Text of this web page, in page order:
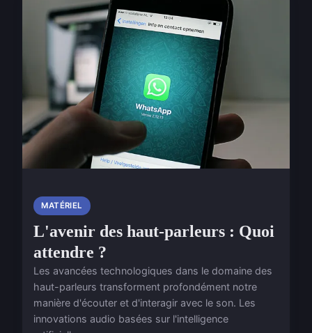
MATÉRIEL
L'avenir des haut-parleurs : Quoi
attendre ?
Les avancées technologiques dans le domaine des
haut-parleurs transforment profondément notre
manière d'écouter et d'interagir avec le son. Les
innovations audio basées sur l'intelligence